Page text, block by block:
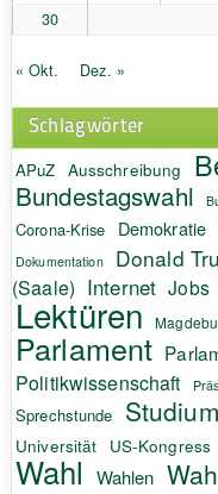
30
« Okt. Dez. »
Schlagwörter
APuZ Ausschreibung
Bundestagswahl
Corona-Krise Demokratie
Dokumentation Donald
(Saale) Internet Jobs
Lektüren
Parlament
Politikwissenschaft
Sprechstunde Studium
Universität US-Kongress
Wahl Wahlen